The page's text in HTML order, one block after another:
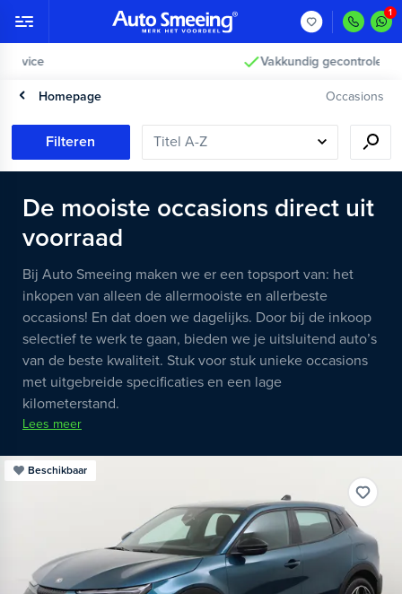
Vakkundig gecontroleerd >
Homepage Occasions
Filteren
De mooiste occasions direct uit
voorraad
Bij Auto Smeeing maken we er een topsport van: het
inkopen van alleen de allermooiste en allerbeste
occasions! En dat doen we dagelijks. Door bij de inkoop
selectief te werk te gaan, bieden we je uitsluitend auto’s
van de beste kwaliteit. Stuk voor stuk unieke occasions
met uitgebreide specificaties en een lage
kilometerstand.
Lees meer
Beschikbaar